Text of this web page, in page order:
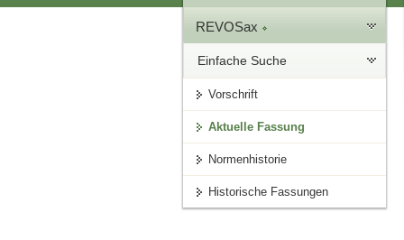
REVOSax
Einfache Suche
Vorschrift
Aktuelle Fassung
Normenhistorie
Historische Fassungen